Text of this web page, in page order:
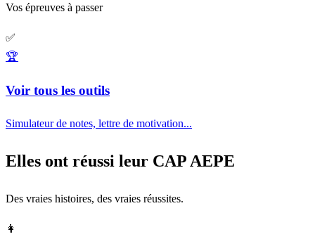
Vos épreuves à passer
✅
🏆
Voir tous les outils
Simulateur de notes, lettre de motivation...
Elles ont réussi leur CAP AEPE
Des vraies histoires, des vraies réussites.
👩